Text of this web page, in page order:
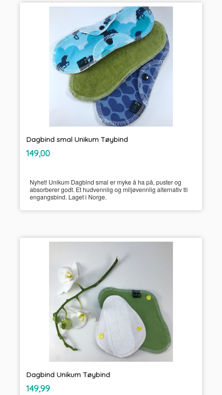
Dagbind smal Unikum Tøybind
Pris
149,00mva.
Nyhet! Unikum Dagbind smal er myke å ha på, puster og
absorberer godt. Et hudvennlig og miljøvennlig alternativ til
engangsbind. Laget i Norge.
Dagbind Unikum Tøybind
Pris
149,99